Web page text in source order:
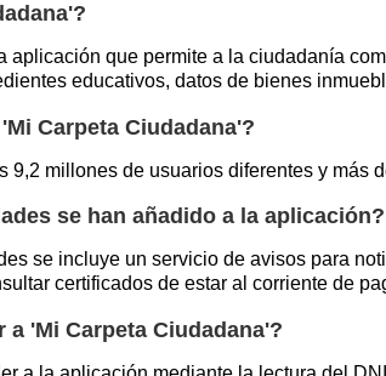
aplicación que permite a la ciudadanía
educativos, datos de bienes
Carpeta Ciudadana'?
9,2 millones de usuarios diferentes y más
se han añadido a la aplicación?
se incluye un servicio de avisos para
certificados de estar al corriente de
a 'Mi Carpeta Ciudadana'?